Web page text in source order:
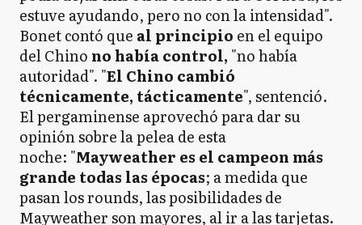
estuve ayudando, pero no con la intensidad".
Bonet contó que al principio en el equipo
del Chino no había control, "no había
autoridad". "El Chino cambió
técnicamente, tácticamente", sentenció.
El pergaminense aprovechó para dar su
opinión sobre la pelea de esta
noche: "Mayweather es el campeon más
grande todas las épocas; a medida que
pasan los rounds, las posibilidades de
Mayweather son mayores, al ir a las tarjetas.